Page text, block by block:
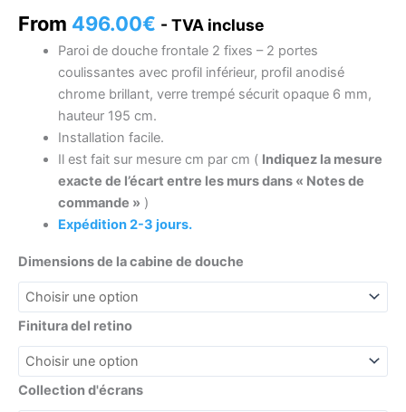
From 496.00€ - TVA incluse
Paroi de douche frontale 2 fixes – 2 portes
coulissantes avec profil inférieur, profil anodisé
chrome brillant, verre trempé sécurit opaque 6 mm,
hauteur 195 cm.
Installation facile.
Il est fait sur mesure cm par cm ( Indiquez la mesure
exacte de l’écart entre les murs dans « Notes de
commande » )
Expédition 2-3 jours.
Dimensions de la cabine de douche
Finitura del retino
Collection d'écrans